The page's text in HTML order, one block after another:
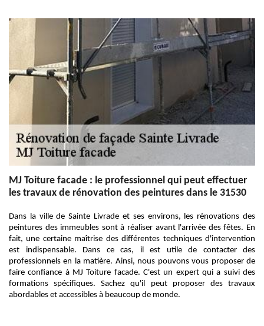
MJ Toiture facade : le professionnel qui peut effectuer
les travaux de rénovation des peintures dans le 31530
Dans la ville de Sainte Livrade et ses environs, les rénovations des
peintures des immeubles sont à réaliser avant l'arrivée des fêtes. En
fait, une certaine maîtrise des différentes techniques d'intervention
est indispensable. Dans ce cas, il est utile de contacter des
professionnels en la matière. Ainsi, nous pouvons vous proposer de
faire confiance à MJ Toiture facade. C'est un expert qui a suivi des
formations spécifiques. Sachez qu'il peut proposer des travaux
abordables et accessibles à beaucoup de monde.